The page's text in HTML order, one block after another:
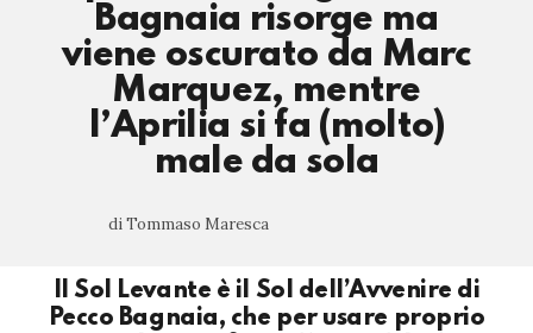
Bagnaia risorge ma
viene oscurato da Marc
Marquez, mentre
l’Aprilia si fa (molto)
male da sola
di Tommaso Maresca
Il Sol Levante è il Sol dell’Avvenire di
Pecco Bagnaia, che per usare proprio